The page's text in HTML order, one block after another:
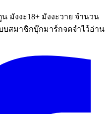
มังงะ18+ มังงะวาย จำนวน
บสมาชิกบุ๊กมาร์กจดจำไว้อ่าน